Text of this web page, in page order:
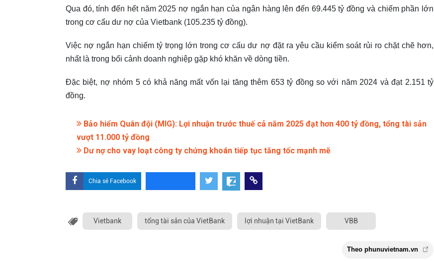
Qua đó, tính đến hết năm 2025 nợ ngắn hạn của ngân hàng lên đến 69.445 tỷ đồng và chiếm phần lớn
trong cơ cấu dư nợ của Vietbank (105.235 tỷ đồng).
Việc nợ ngắn hạn chiếm tỷ trọng lớn trong cơ cấu dư nợ đặt ra yêu cầu kiểm soát rủi ro chặt chẽ hơn,
nhất là trong bối cảnh doanh nghiệp gặp khó khăn về dòng tiền.
Đặc biệt, nợ nhóm 5 có khả năng mất vốn lại tăng thêm 653 tỷ đồng so với năm 2024 và đạt 2.151 tỷ
đồng.
Bảo hiểm Quân đội (MIG): Lợi nhuận trước thuế cả năm 2025 đạt hơn 400 tỷ đồng, tổng tài sản
vượt 11.000 tỷ đồng
Dư nợ cho vay loạt công ty chứng khoán tiếp tục tăng tốc mạnh mẽ
Chia sẻ Facebook
Vietbank tổng tài sản của VietBank lợi nhuận tại VietBank VBB